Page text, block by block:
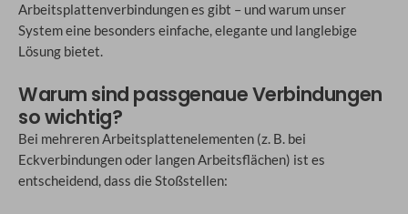
Arbeitsplattenverbindungen es gibt – und warum unser
System eine besonders einfache, elegante und langlebige
Lösung bietet.
Warum sind passgenaue Verbindungen
so wichtig?
Bei mehreren Arbeitsplattenelementen (z. B. bei
Eckverbindungen oder langen Arbeitsflächen) ist es
entscheidend, dass die Stoßstellen: